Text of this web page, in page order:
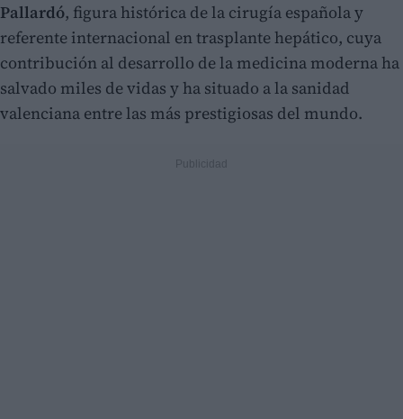
Pallardó, figura histórica de la cirugía española y
referente internacional en trasplante hepático, cuya
contribución al desarrollo de la medicina moderna ha
salvado miles de vidas y ha situado a la sanidad
valenciana entre las más prestigiosas del mundo.